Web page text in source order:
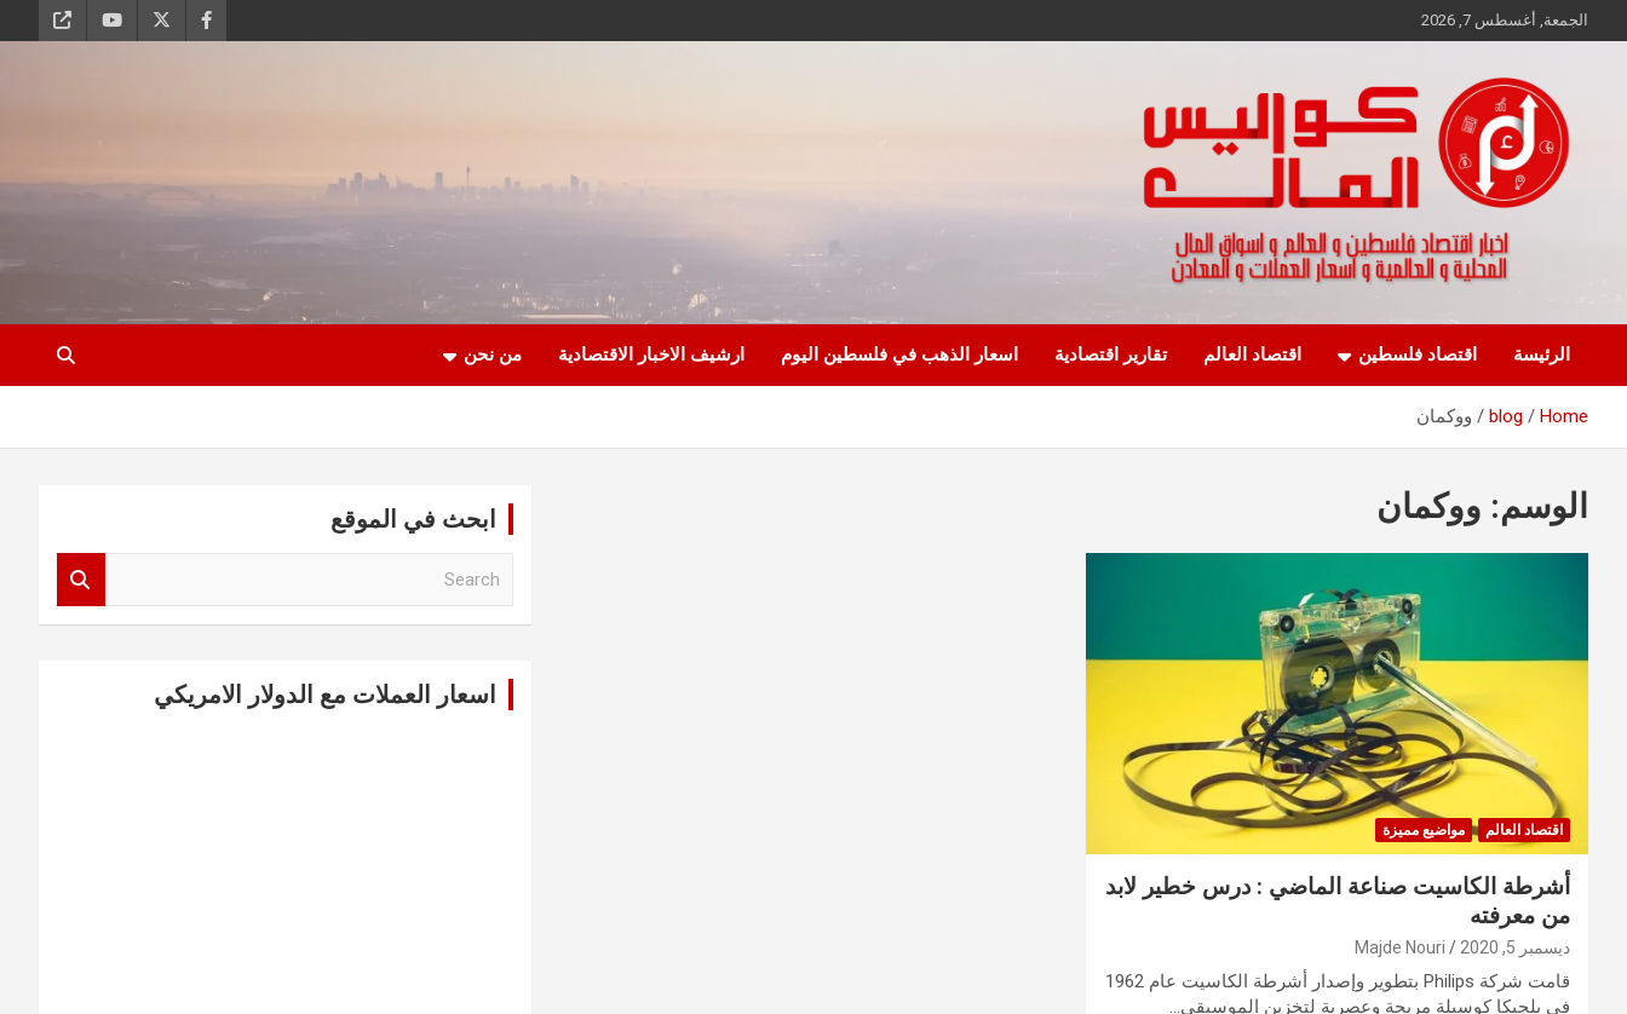
to
الجمعة, أغسطس 7, 2026
كواليس المال
الرئيسة اقتصاد فلسطين اقتصاد العالم تقارير اقتصادية اسعار الذهب في فلسطين اليوم ارشيف الاخبار الاقتصادية من نحن
Home
blog ووكمان
الوسم: ووكمان
اقتصاد العالم مواضيع مميزة
أشرطة الكاسيت صناعة الماضي : درس خطير لابد
من معرفته
ديسمبر 5, 2020 Majde Nouri
قامت شركة Philips بتطوير وإصدار أشرطة الكاسيت عام 1962
في بلجيكا كوسيلة مريحة وعصرية لتخزين الموسيقى…
ابحث في الموقع
اسعار العملات مع الدولار الامريكي